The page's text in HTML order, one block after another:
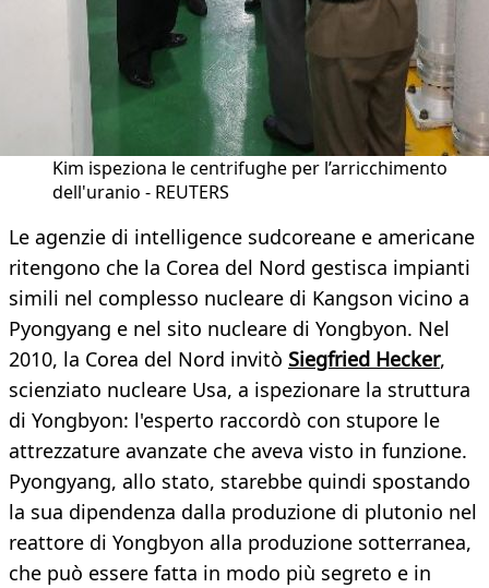
Kim ispeziona le centrifughe per l’arricchimento
dell'uranio - REUTERS
Le agenzie di intelligence sudcoreane e americane
ritengono che la Corea del Nord gestisca impianti
simili nel complesso nucleare di Kangson vicino a
Pyongyang e nel sito nucleare di Yongbyon. Nel
2010, la Corea del Nord invitò Siegfried Hecker,
scienziato nucleare Usa, a ispezionare la struttura
di Yongbyon: l'esperto raccordò con stupore le
attrezzature avanzate che aveva visto in funzione.
Pyongyang, allo stato, starebbe quindi spostando
la sua dipendenza dalla produzione di plutonio nel
reattore di Yongbyon alla produzione sotterranea,
che può essere fatta in modo più segreto e in